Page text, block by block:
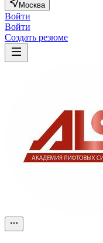
Москва
Войти
Войти
Создать резюме